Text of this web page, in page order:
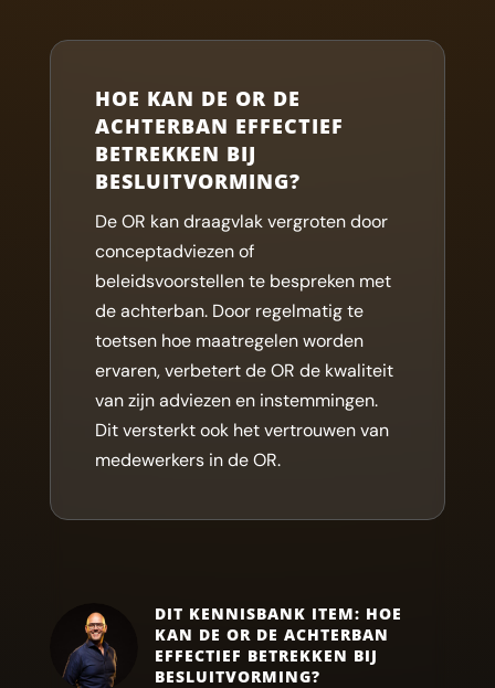
HOE KAN DE OR DE
ACHTERBAN EFFECTIEF
BETREKKEN BIJ
BESLUITVORMING?
De OR kan draagvlak vergroten door
conceptadviezen of
beleidsvoorstellen te bespreken met
de achterban. Door regelmatig te
toetsen hoe maatregelen worden
ervaren, verbetert de OR de kwaliteit
van zijn adviezen en instemmingen.
Dit versterkt ook het vertrouwen van
medewerkers in de OR.
DIT KENNISBANK ITEM: HOE
KAN DE OR DE ACHTERBAN
EFFECTIEF BETREKKEN BIJ
BESLUITVORMING?